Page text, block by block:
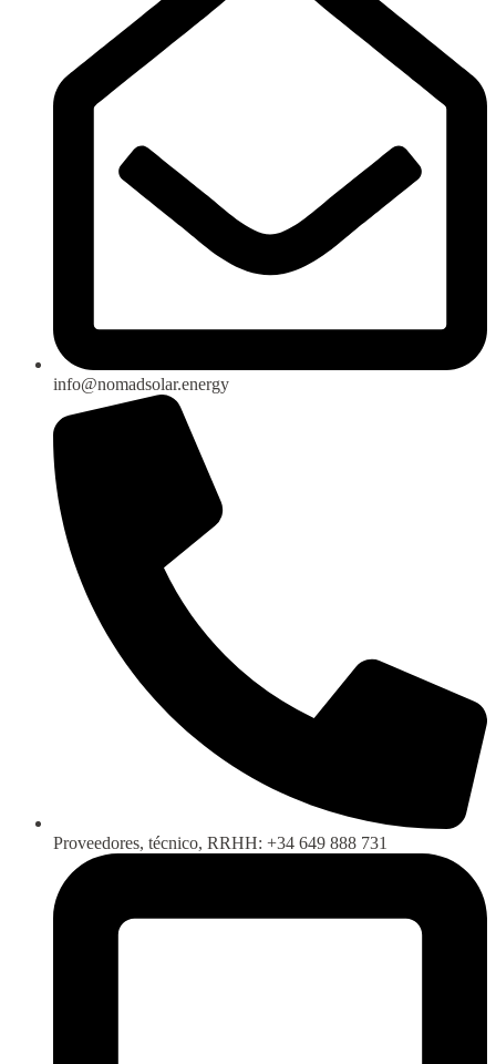
info@nomadsolar.energy
Proveedores, técnico, RRHH: +34 649 888 731